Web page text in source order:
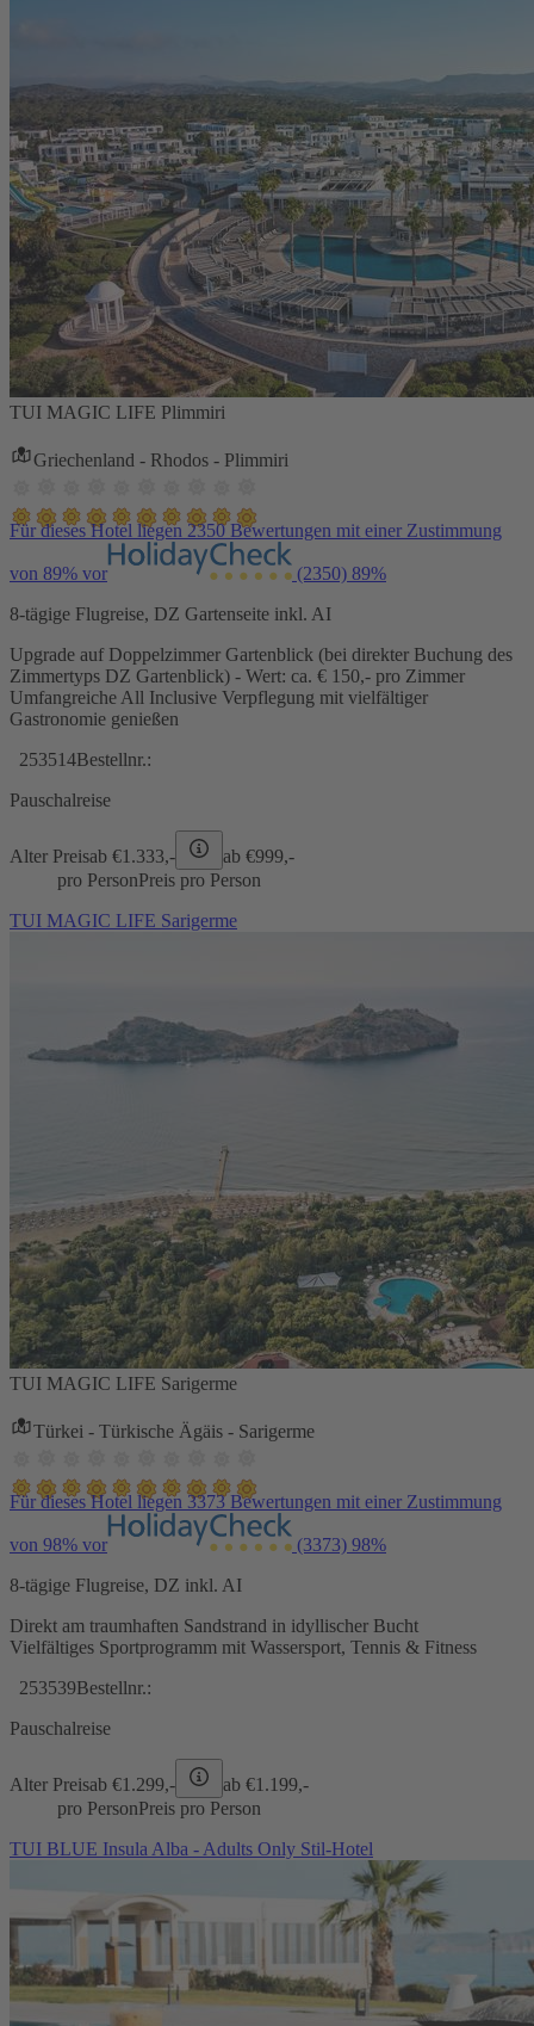
TUI MAGIC LIFE Plimmiri
Griechenland - Rhodos - Plimmiri
Für dieses Hotel liegen 2350 Bewertungen mit einer Zustimmung
von 89% vor (2350) 89%
8-tägige Flugreise, DZ Gartenseite inkl. AI
Upgrade auf Doppelzimmer Gartenblick (bei direkter Buchung des
Zimmertyps DZ Gartenblick) - Wert: ca. € 150,- pro Zimmer
Umfangreiche All Inclusive Verpflegung mit vielfältiger
Gastronomie genießen
253514Bestellnr.:
Pauschalreise
Alter Preisab €1.333,- ab €999,-
pro PersonPreis pro Person
TUI MAGIC LIFE Sarigerme
TUI MAGIC LIFE Sarigerme
Türkei - Türkische Ägäis - Sarigerme
Für dieses Hotel liegen 3373 Bewertungen mit einer Zustimmung
von 98% vor (3373) 98%
8-tägige Flugreise, DZ inkl. AI
Direkt am traumhaften Sandstrand in idyllischer Bucht
Vielfältiges Sportprogramm mit Wassersport, Tennis & Fitness
253539Bestellnr.:
Pauschalreise
Alter Preisab €1.299,- ab €1.199,-
pro PersonPreis pro Person
TUI BLUE Insula Alba - Adults Only Stil-Hotel